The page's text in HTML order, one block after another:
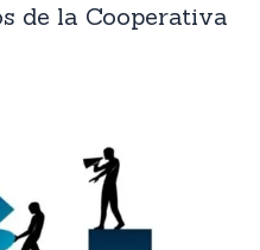
de la Cooperativa